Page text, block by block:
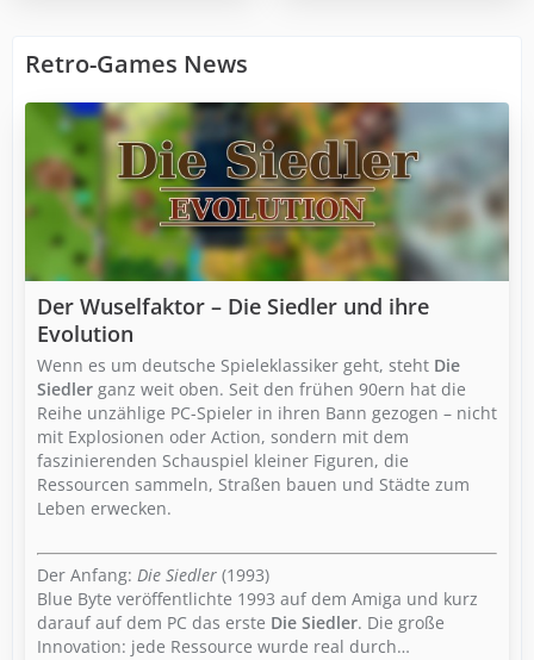
Retro-Games News
Der Wuselfaktor – Die Siedler und ihre
Evolution
Wenn es um deutsche Spieleklassiker geht, steht Die
Siedler ganz weit oben. Seit den frühen 90ern hat die
Reihe unzählige PC-Spieler in ihren Bann gezogen – nicht
mit Explosionen oder Action, sondern mit dem
faszinierenden Schauspiel kleiner Figuren, die
Ressourcen sammeln, Straßen bauen und Städte zum
Leben erwecken.
Der Anfang: Die Siedler (1993)
Blue Byte veröffentlichte 1993 auf dem Amiga und kurz
darauf auf dem PC das erste Die Siedler. Die große
Innovation: jede Ressource wurde real durch…